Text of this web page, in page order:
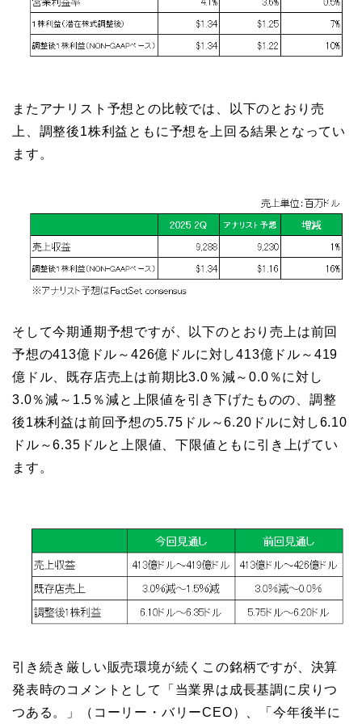
またアナリスト予想との比較では、以下のとおり売
上、調整後1株利益ともに予想を上回る結果となってい
ます。
そして今期通期予想ですが、以下のとおり売上は前回
予想の413億ドル～426億ドルに対し413億ドル～419
億ドル、既存店売上は前期比3.0％減～0.0％に対し
3.0％減～1.5％減と上限値を引き下げたものの、調整
後1株利益は前回予想の5.75ドル～6.20ドルに対し6.10
ドル～6.35ドルと上限値、下限値ともに引き上げてい
ます。
引き続き厳しい販売環境が続くこの銘柄ですが、決算
発表時のコメントとして「当業界は成長基調に戻りつ
つある。」（コーリー・バリーCEO）、「今年後半に